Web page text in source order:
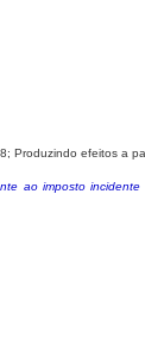
Produzindo efeitos a
ao imposto